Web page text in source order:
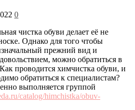
0
чистка обуви делает её не
Однако для того чтобы
прежний вид и
можно обратиться в
проводится химчистка обуви, и
обратиться к специалистам?
выполняется группой
catalog/himchistka/obuv-